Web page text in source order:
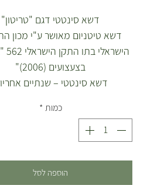
דשא סינטטי דגם "טריטון"
דשא טיטניום מאושר ע"י מכון
בצעצועים (2006)"
דשא סינטטי – שנתיים
גוונים של צבע ירוק.
הדשא יוקרתי ואיכותי במיוחד,
הדשא מיועד לגינות פרטיות
פארקים , גני אירועים , מרפסות ,
כמות *
הוספה לסל